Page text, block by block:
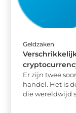
Geldzaken
Er zijn twee
handel. Het is
die wereldwijd